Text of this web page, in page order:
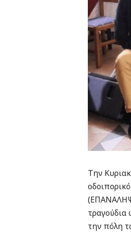
Την
την πόλη